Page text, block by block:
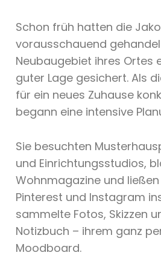
Schon früh hatten die
vorausschauend
Neubaugebiet ihres Ortes
guter Lage gesichert. Als
für ein neues Zuhause
begann eine intensive
Sie besuchten
und Einrichtungsstudios,
Wohnmagazine und
Pinterest und Instagram
sammelte Fotos, Skizzen
Notizbuch – ihrem ganz
Moodboard.